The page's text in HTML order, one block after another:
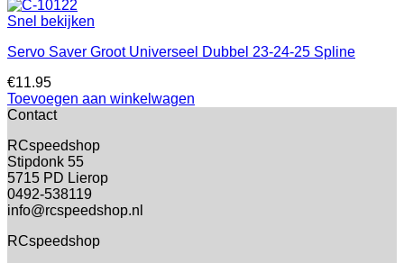
Snel bekijken
Servo Saver Groot Universeel Dubbel 23-24-25 Spline
€11.95
Toevoegen aan winkelwagen
Contact
RCspeedshop
Stipdonk 55
5715 PD Lierop
0492-538119
info@rcspeedshop.nl
RCspeedshop